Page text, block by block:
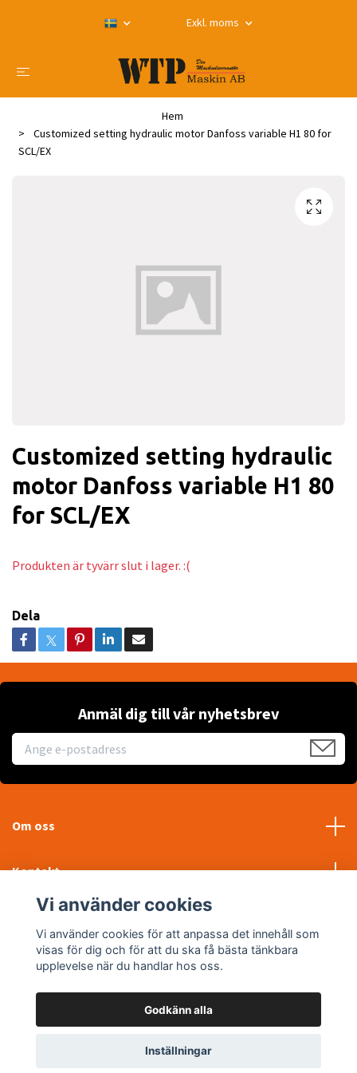
Exkl. moms
Hem
Customized setting hydraulic motor Danfoss variable H1 80 for
SCL/EX
Customized setting hydraulic
motor Danfoss variable H1 80
for SCL/EX
Produkten är tyvärr slut i lager. :(
Dela
Anmäl dig till vår nyhetsbrev
Om oss
Kontakt
Sociala medier
© 2026 WTP Maskin AB
Vi använder cookies
Vi använder cookies för att anpassa det innehåll som
visas för dig och för att du ska få bästa tänkbara
upplevelse när du handlar hos oss.
Godkänn alla
Inställningar